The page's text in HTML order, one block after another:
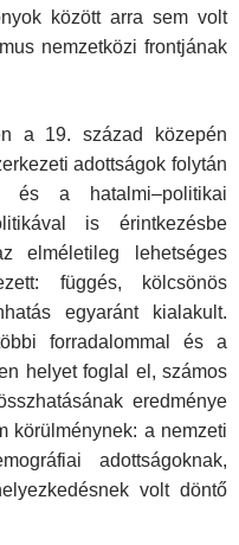
között arra sem volt
nemzetközi frontjának
a 19. század közepén
adottságok folytán
és a hatalmi–politikai
is érintkezésbe
elméletileg lehetséges
függés, kölcsönös
egyaránt kialakult.
forradalommal és a
helyet foglal el, számos
eredménye
körülménynek: a nemzeti
adottságoknak,
volt döntő